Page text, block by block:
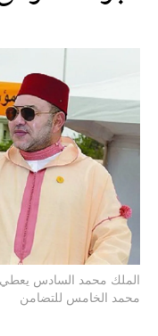
الملك محمد السادس
محمد الخامس للتضامن